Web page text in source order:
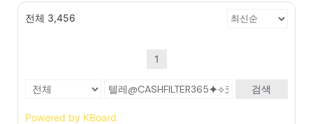
전체 3,456
1
검색
Powered by KBoard